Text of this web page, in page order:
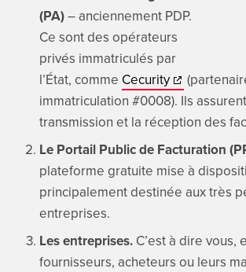
(PA)– anciennement PDP.
Ce sont des opérateurs
privés immatriculés par
l’État, comme Cecurity
immatriculation #0008). Ils
transmission et la réception des
Le Portail Public de Facturation
plateforme gratuite mise à
principalement destinée aux très
entreprises.
Les entreprises.C’est à dire vous,
fournisseurs, acheteurs ou leurs